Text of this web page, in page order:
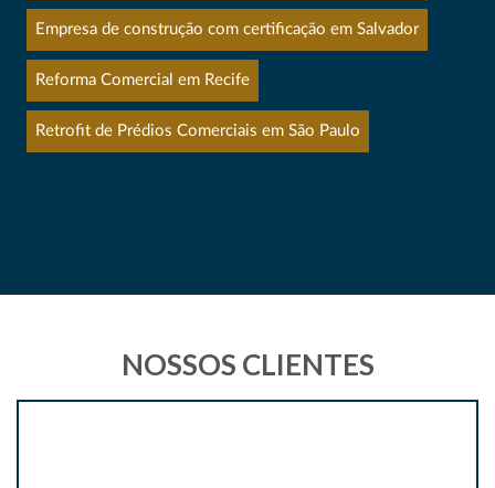
Empresa de construção com certificação em Salvador
Reforma Comercial em Recife
Retrofit de Prédios Comerciais em São Paulo
NOSSOS CLIENTES